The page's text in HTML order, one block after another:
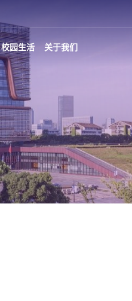
校园生活 关于我们